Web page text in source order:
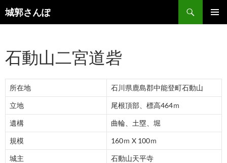
コ
ン
ツ
ス
プ
城郭さんぽ
検
索
石動山二宮道砦
所在地 石川県鹿島郡中能登町石動山
立地 尾根頂部、標高464ｍ
遺構 曲輪、土塁、堀
規模 160ｍ X 100ｍ
城主 石動山天平寺